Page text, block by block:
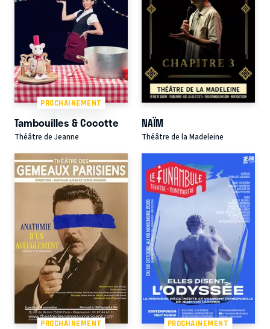
PROCHAINEMENT
Tambouilles & Cocotte
Théâtre de Jeanne
NAÏM
Théâtre de la Madeleine
PROCHAINEMENT PROCHAINEMENT